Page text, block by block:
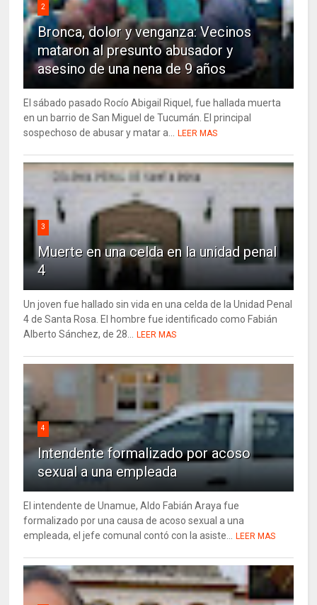
2
Bronca, dolor y venganza: Vecinos
mataron al presunto abusador y
asesino de una nena de 9 años
El sábado pasado Rocío Abigail Riquel, fue hallada muerta
en un barrio de San Miguel de Tucumán. El principal
sospechoso de abusar y matar a...
LEER MAS
3
Muerte en una celda en la unidad penal
4
Un joven fue hallado sin vida en una celda de la Unidad Penal
4 de Santa Rosa. El hombre fue identificado como Fabián
Alberto Sánchez, de 28...
LEER MAS
4
Intendente formalizado por acoso
sexual a una empleada
El intendente de Unamue, Aldo Fabián Araya fue
formalizado por una causa de acoso sexual a una
empleada, el jefe comunal contó con la asiste...
LEER MAS